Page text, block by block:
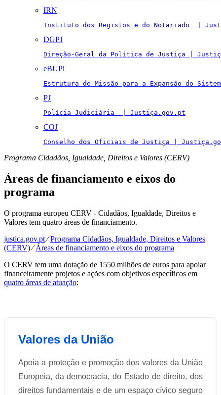
IRN
Instituto dos Registos e do Notariado  |
DGPJ
Direção-Geral da Política de Justiça |
eBUPi
Estrutura de Missão para a Expansão do
PJ
Polícia Judiciária  | Justiça.gov.pt
COJ
Conselho dos Oficiais de Justiça |
Programa Cidadãos, Igualdade, Direitos e Valores (CERV)
Áreas de financiamento e eixos do
programa
O programa europeu CERV - Cidadãos, Igualdade, Direitos e
Valores tem quatro áreas de financiamento.
justica.gov.pt⁄Programa Cidadãos, Igualdade, Direitos e Valores
(CERV)⁄Áreas de financiamento e eixos do programa
O CERV tem uma dotação de 1550 milhões de euros para apoiar
financeiramente projetos e ações com objetivos específicos em
quatro áreas de atuação:
Valores da União
Apoia a proteção e promoção dos valores da União
Europeia, da democracia, do Estado de direito, dos
direitos fundamentais e de um espaço cívico seguro